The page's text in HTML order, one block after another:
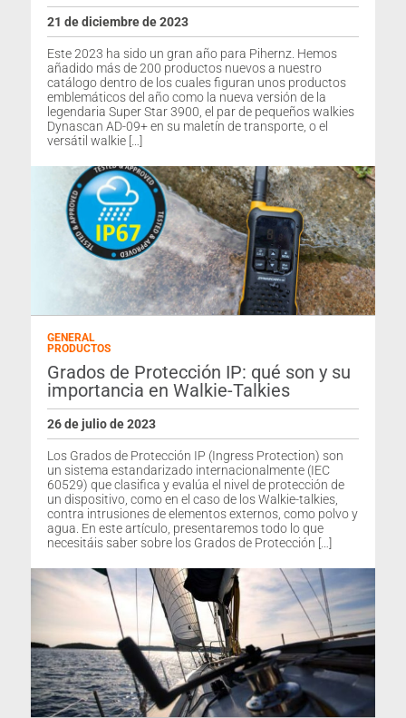
21 de diciembre de 2023
Este 2023 ha sido un gran año para Pihernz. Hemos
añadido más de 200 productos nuevos a nuestro
catálogo dentro de los cuales figuran unos productos
emblemáticos del año como la nueva versión de la
legendaria Super Star 3900, el par de pequeños walkies
Dynascan AD-09+ en su maletín de transporte, o el
versátil walkie […]
GENERAL
PRODUCTOS
Grados de Protección IP: qué son y su
importancia en Walkie-Talkies
26 de julio de 2023
Los Grados de Protección IP (Ingress Protection) son
un sistema estandarizado internacionalmente (IEC
60529) que clasifica y evalúa el nivel de protección de
un dispositivo, como en el caso de los Walkie-talkies,
contra intrusiones de elementos externos, como polvo y
agua. En este artículo, presentaremos todo lo que
necesitáis saber sobre los Grados de Protección […]